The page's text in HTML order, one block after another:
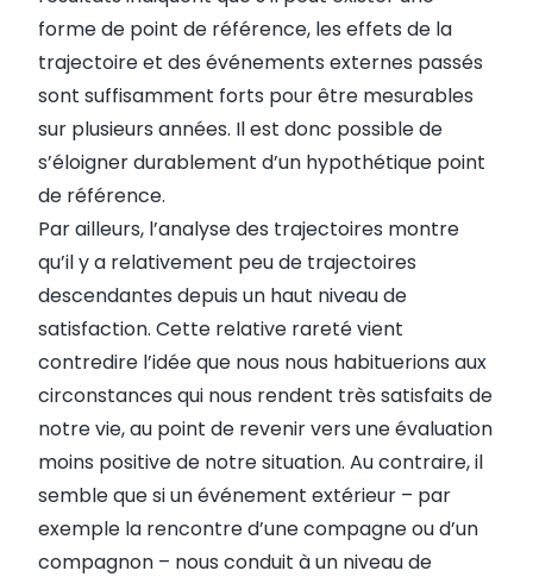
forme de point de référence, les effets de la
trajectoire et des événements externes passés
sont suffisamment forts pour être mesurables
sur plusieurs années. Il est donc possible de
s’éloigner durablement d’un hypothétique point
de référence.
Par ailleurs, l’analyse des trajectoires montre
qu’il y a relativement peu de trajectoires
descendantes depuis un haut niveau de
satisfaction. Cette relative rareté vient
contredire l’idée que nous nous habituerions aux
circonstances qui nous rendent très satisfaits de
notre vie, au point de revenir vers une évaluation
moins positive de notre situation. Au contraire, il
semble que si un événement extérieur – par
exemple la rencontre d’une compagne ou d’un
compagnon – nous conduit à un niveau de